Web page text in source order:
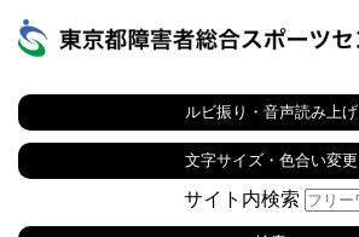
ルビ振り・音声読み上げ
文字サイズ・色合い変更
サイト内検索